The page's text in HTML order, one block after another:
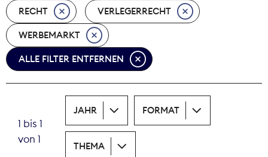
Nova Award
Pressefreiheit
Print
Recht
Tarifpolitik
RECHT VERLEGERRECHT
WERBEMARKT
ALLE FILTER ENTFERNEN
1 bis 1
von 1
JAHR FORMAT
THEMA